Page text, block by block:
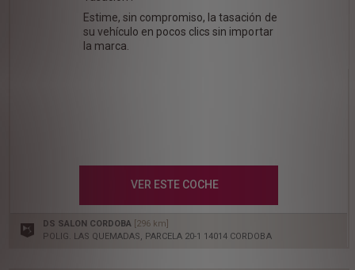
Estime, sin compromiso, la tasación de
su vehículo en pocos clics sin importar
la marca.
VER ESTE COCHE
DS SALON CORDOBA [296 km]
POLIG. LAS QUEMADAS, PARCELA 20-1 14014 CORDOBA